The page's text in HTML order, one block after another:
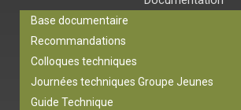
Base documentaire
Recommandations
Colloques techniques
Journées techniques Groupe Jeunes
Guide Technique